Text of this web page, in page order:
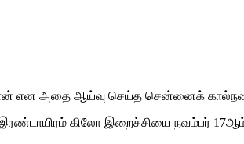
என அதை ஆய்வு செய்த சென்னைக் கால்நடை
கிலோ இறைச்சியை நவம்பர் 17ஆம்